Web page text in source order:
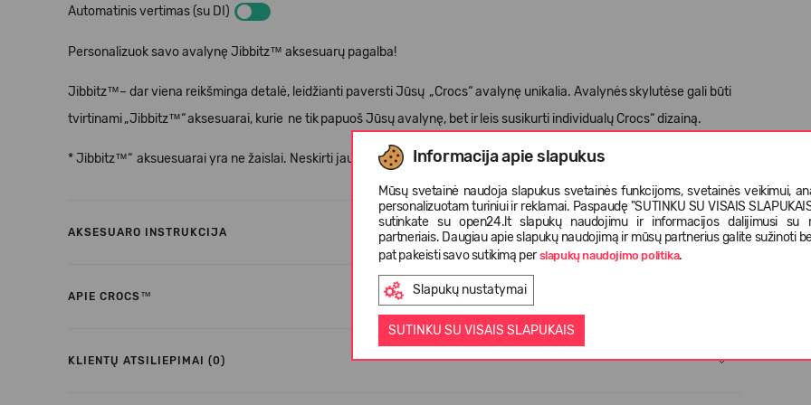
Informacija apie slapukus
Mūsų svetainė naudoja slapukus svetainės funkcijoms, svetainės veikimui,
personalizuotam turiniui ir reklamai. Paspaudę "SUTINKU SU VISAIS
sutinkate su open24.lt slapukų naudojimu ir informacijos dalijimusi su
partneriais. Daugiau apie slapukų naudojimą ir mūsų partnerius galite sužinoti
pat pakeisti savo sutikimą per slapukų naudojimo politika.
Slapukų nustatymai
SUTINKU SU VISAIS SLAPUKAIS
Automatinis vertimas (su DI)
Personalizuok savo avalynę Jibbitz™ aksesuarų pagalba!
Jibbitz™– dar viena reikšminga detalė, leidžianti paversti Jūsų „Crocs“avalynę unikalia. Avalynėsskylutėse gali būti
tvirtinami„Jibbitz™“aksesuarai, kurie ne tikpapuošJūsųavalynę, bet ir leis susikurti individual ų Crocs“dizainą.
* Jibbitz™“ aksuesuarai yra ne žaislai. Neskirti jaunesniems nei 3 metųvaikams.
AKSESUARO INSTRUKCIJA
APIE CROCS™
KLIENTŲ ATSILIEPIMAI (0)